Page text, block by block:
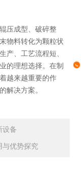
压成型、破碎整
物料转化为颗粒状
产、工艺流程短、
的理想选择。在制
越来越重要的作
解决方案。
设备
与优势探究